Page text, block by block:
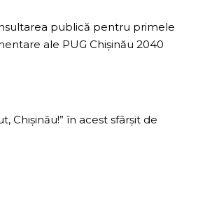
publică pentru primele
ale PUG Chișinău 2040
Chișinău!” în acest sfârșit de